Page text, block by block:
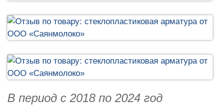
В период с 2018 по 2024 год